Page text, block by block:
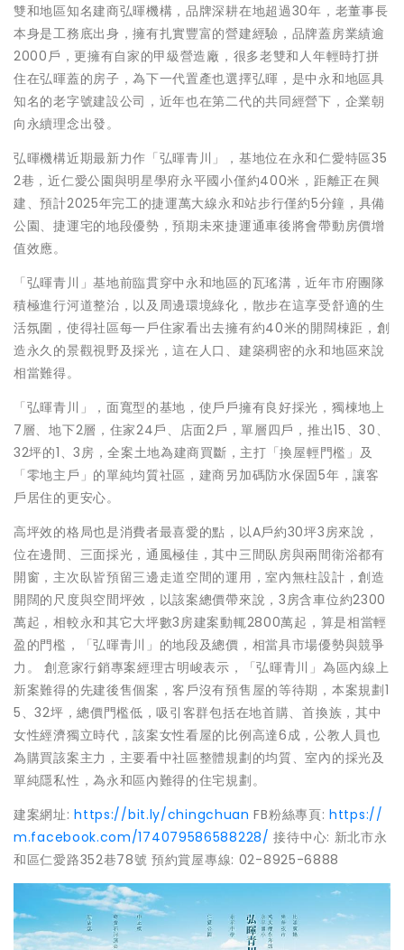
雙和地區知名建商弘暉機構，品牌深耕在地超過30年，老董事長
本身是工務底出身，擁有扎實豐富的營建經驗，品牌蓋房業績逾
2000戶，更擁有自家的甲級營造廠，很多老雙和人年輕時打拼
住在弘暉蓋的房子，為下一代置產也選擇弘暉，是中永和地區具
知名的老字號建設公司，近年也在第二代的共同經營下，企業朝
向永續理念出發。
弘暉機構近期最新力作「弘暉青川」，基地位在永和仁愛特區35
2巷，近仁愛公園與明星學府永平國小僅約400米，距離正在興
建、預計2025年完工的捷運萬大線永和站步行僅約5分鐘，具備
公園、捷運宅的地段優勢，預期未來捷運通車後將會帶動房價增
值效應。
「弘暉青川」基地前臨貫穿中永和地區的瓦瑤溝，近年市府團隊
積極進行河道整治，以及周邊環境綠化，散步在這享受舒適的生
活氛圍，使得社區每一戶住家看出去擁有約40米的開闊棟距，創
造永久的景觀視野及採光，這在人口、建築稠密的永和地區來說
相當難得。
「弘暉青川」，面寬型的基地，使戶戶擁有良好採光，獨棟地上
7層、地下2層，住家24戶、店面2戶，單層四戶，推出15、30、
32坪的1、3房，全案土地為建商買斷，主打「換屋輕門檻」及
「零地主戶」的單純均質社區，建商另加碼防水保固5年，讓客
戶居住的更安心。
高坪效的格局也是消費者最喜愛的點，以A戶約30坪3房來說，
位在邊間、三面採光，通風極佳，其中三間臥房與兩間衛浴都有
開窗，主次臥皆預留三邊走道空間的運用，室內無柱設計，創造
開闊的尺度與空間坪效，以該案總價帶來說，3房含車位約2300
萬起，相較永和其它大坪數3房建案動輒2800萬起，算是相當輕
盈的門檻，「弘暉青川」的地段及總價，相當具市場優勢與競爭
力。 創意家行銷專案經理古明峻表示，「弘暉青川」為區內線上
新案難得的先建後售個案，客戶沒有預售屋的等待期，本案規劃1
5、32坪，總價門檻低，吸引客群包括在地首購、首換族，其中
女性經濟獨立時代，該案女性看屋的比例高達6成，公教人員也
為購買該案主力，主要看中社區整體規劃的均質、室內的採光及
單純隱私性，為永和區內難得的住宅規劃。
建案網址:https://bit.ly/chingchuan FB粉絲專頁:https://
m.facebook.com/174079586588228/ 接待中心: 新北市永
和區仁愛路352巷78號 預約賞屋專線: 02-8925-6888